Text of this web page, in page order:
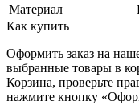
Материал
Как купить
Оформить заказ на
выбранные товары в
Корзина, проверьте
нажмите кнопку